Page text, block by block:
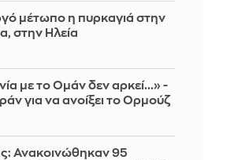
μέτωπο η πυρκαγιά στην
στην Ηλεία
με το Ομάν δεν αρκεί...» -
για να ανοίξει το Ορμούζ
Ανακοινώθηκαν 95